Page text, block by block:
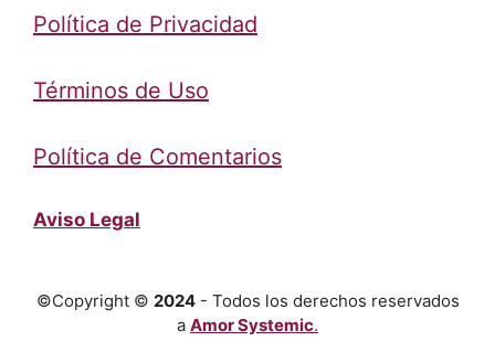
Política de Privacidad
Términos de Uso
Política de Comentarios
Aviso Legal
©Copyright © 2024- Todos los derechos reservados
a Amor Systemic.